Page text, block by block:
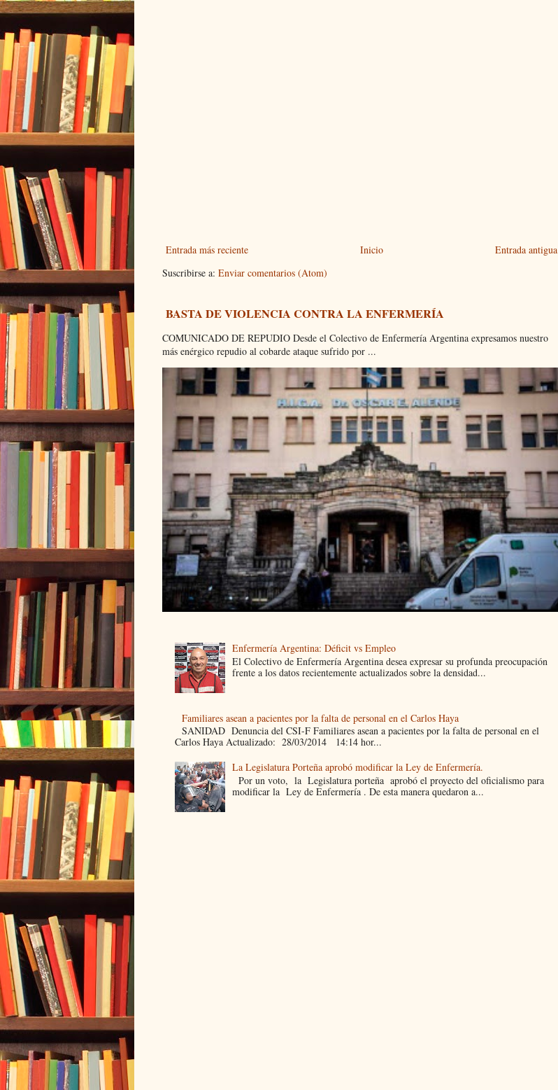
Entrada más reciente Entrada antigua
Inicio
Suscribirse a: Enviar comentarios (Atom)
BASTA DE VIOLENCIA CONTRA LA ENFERMERÍA
COMUNICADO DE REPUDIO Desde el Colectivo de Enfermería Argentina expresamos nuestro
más enérgico repudio al cobarde ataque sufrido por ...
Enfermería Argentina: Déficit vs Empleo
El Colectivo de Enfermería Argentina desea expresar su profunda preocupación
frente a los datos recientemente actualizados sobre la densidad...
Familiares asean a pacientes por la falta de personal en el Carlos Haya
SANIDAD Denuncia del CSI-F Familiares asean a pacientes por la falta de personal en el
Carlos Haya Actualizado: 28/03/2014 14:14 hor...
La Legislatura Porteña aprobó modificar la Ley de Enfermería.
Por un voto, la Legislatura porteña aprobó el proyecto del oficialismo para
modificar la Ley de Enfermería . De esta manera quedaron a...